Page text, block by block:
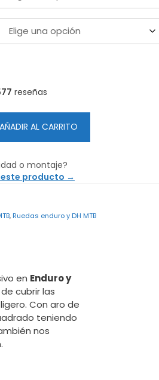
reseñas
AÑADIR AL CARRITO
o montaje?
producto →
,Ruedas enduro y DH MTB
en Enduro y
cubrir las
Con aro de
teniendo
nos